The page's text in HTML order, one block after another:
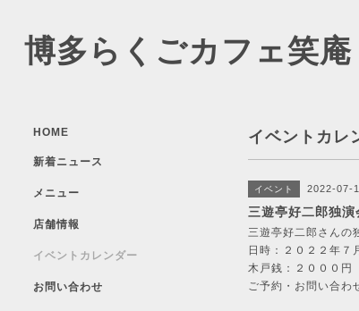
博多らくごカフェ笑庵
イベントカレ
イベント 2022-07-
三遊亭好二郎独演
三遊亭好二郎さんの
日時：２０２２年
木戸銭：２０００円
ご予約・お問い合わ
HOME
新着ニュース
メニュー
店舗情報
イベントカレンダー
お問い合わせ